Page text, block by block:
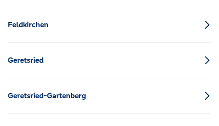
Feldkirchen
Geretsried
Geretsried-Gartenberg